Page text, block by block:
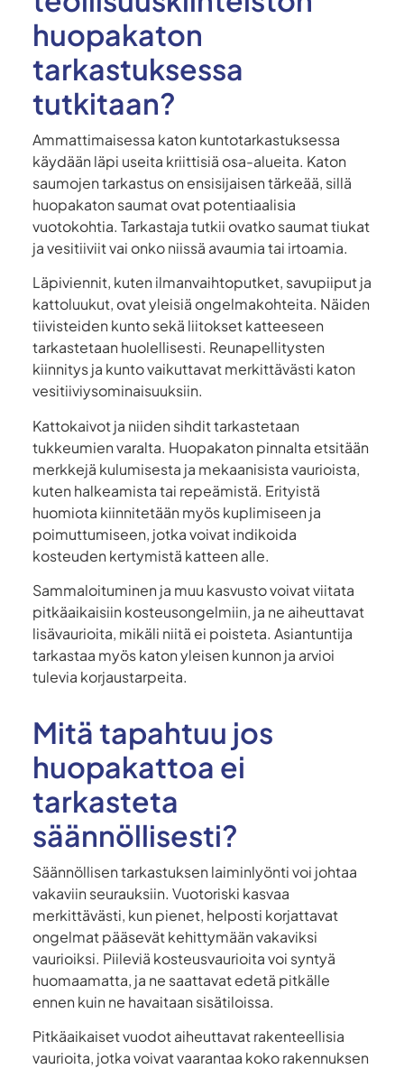
huopakaton
tarkastuksessa
tutkitaan?
Ammattimaisessa katon kuntotarkastuksessa
käydään läpi useita kriittisiä osa-alueita. Katon
saumojen tarkastus on ensisijaisen tärkeää, sillä
huopakaton saumat ovat potentiaalisia
vuotokohtia. Tarkastaja tutkii ovatko saumat tiukat
ja vesitiiviit vai onko niissä avaumia tai irtoamia.
Läpiviennit, kuten ilmanvaihtoputket, savupiiput ja
kattoluukut, ovat yleisiä ongelmakohteita. Näiden
tiivisteiden kunto sekä liitokset katteeseen
tarkastetaan huolellisesti. Reunapellitysten
kiinnitys ja kunto vaikuttavat merkittävästi katon
vesitiiviysominaisuuksiin.
Kattokaivot ja niiden sihdit tarkastetaan
tukkeumien varalta. Huopakaton pinnalta etsitään
merkkejä kulumisesta ja mekaanisista vaurioista,
kuten halkeamista tai repeämistä. Erityistä
huomiota kiinnitetään myös kuplimiseen ja
poimuttumiseen, jotka voivat indikoida
kosteuden kertymistä katteen alle.
Sammaloituminen ja muu kasvusto voivat viitata
pitkäaikaisiin kosteusongelmiin, ja ne aiheuttavat
lisävaurioita, mikäli niitä ei poisteta. Asiantuntija
tarkastaa myös katon yleisen kunnon ja arvioi
tulevia korjaustarpeita.
Mitä tapahtuu jos
huopakattoa ei
tarkasteta
säännöllisesti?
Säännöllisen tarkastuksen laiminlyönti voi johtaa
vakaviin seurauksiin. Vuotoriski kasvaa
merkittävästi, kun pienet, helposti korjattavat
ongelmat pääsevät kehittymään vakaviksi
vaurioiksi. Piileviä kosteusvaurioita voi syntyä
huomaamatta, ja ne saattavat edetä pitkälle
ennen kuin ne havaitaan sisätiloissa.
Pitkäaikaiset vuodot aiheuttavat rakenteellisia
vaurioita, jotka voivat vaarantaa koko rakennuksen